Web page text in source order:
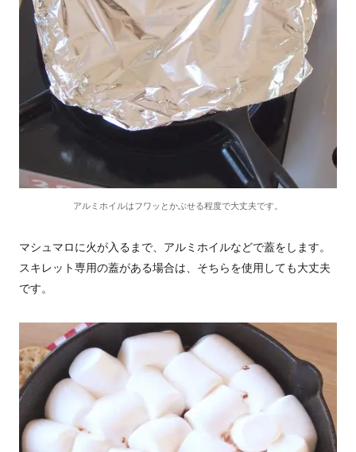
アルミホイルはフワッとかぶせる程度で大丈夫です。
マシュマロに火が入るまで、アルミホイルなどで蓋をします。
スキレット専用の蓋がある場合は、そちらを使用しても大丈夫
です。